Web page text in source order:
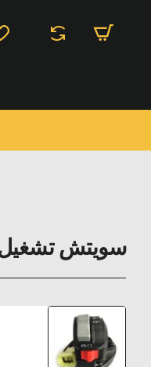
سويتش تشغيل